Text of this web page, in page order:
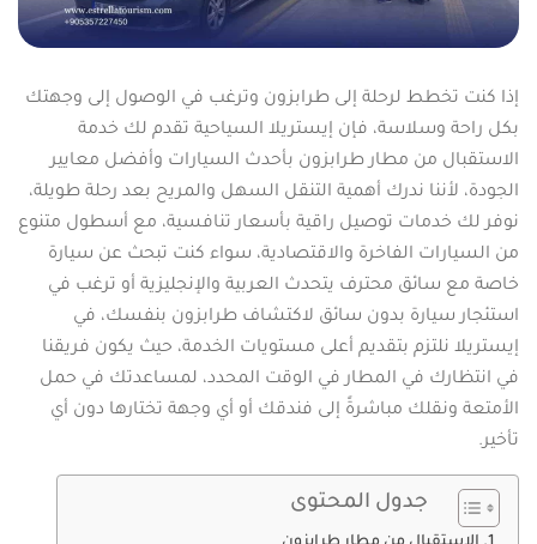
إذا كنت تخطط لرحلة إلى طرابزون وترغب في الوصول إلى وجهتك
بكل راحة وسلاسة، فإن إيستريلا السياحية تقدم لك خدمة
الاستقبال من مطار طرابزون بأحدث السيارات وأفضل معايير
الجودة، لأننا ندرك أهمية التنقل السهل والمريح بعد رحلة طويلة،
نوفر لك خدمات توصيل راقية بأسعار تنافسية، مع أسطول متنوع
من السيارات الفاخرة والاقتصادية، سواء كنت تبحث عن سيارة
خاصة مع سائق محترف يتحدث العربية والإنجليزية أو ترغب في
استئجار سيارة بدون سائق لاكتشاف طرابزون بنفسك، في
إيستريلا نلتزم بتقديم أعلى مستويات الخدمة، حيث يكون فريقنا
في انتظارك في المطار في الوقت المحدد، لمساعدتك في حمل
الأمتعة ونقلك مباشرةً إلى فندقك أو أي وجهة تختارها دون أي
تأخير.
جدول المحتوى